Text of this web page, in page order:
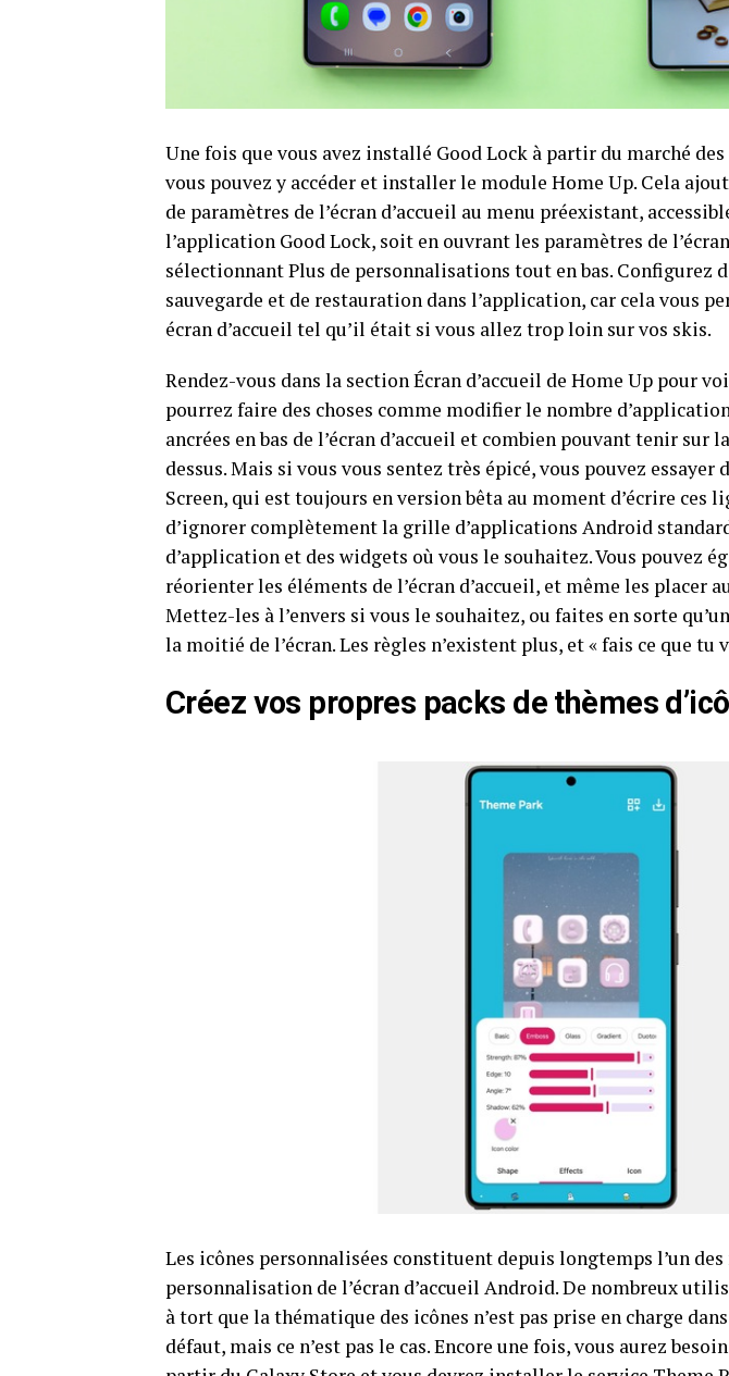
Une fois que vous avez installé Good Lock à partir du marché
vous pouvez y accéder et installer le module Home Up. Cela
de paramètres de l’écran d’accueil au menu préexistant,
l’application Good Lock, soit en ouvrant les paramètres de
sélectionnant Plus de personnalisations tout en bas. Configurez
sauvegarde et de restauration dans l’application, car cela vous
écran d’accueil tel qu’il était si vous allez trop loin sur vos skis.
Rendez-vous dans la section Écran d’accueil de Home Up pour
pourrez faire des choses comme modifier le nombre
ancrées en bas de l’écran d’accueil et combien pouvant tenir sur
dessus. Mais si vous vous sentez très épicé, vous pouvez essayer
Screen, qui est toujours en version bêta au moment d’écrire ces
d’ignorer complètement la grille d’applications Android
d’application et des widgets où vous le souhaitez. Vous pouvez
réorienter les éléments de l’écran d’accueil, et même les placer
Mettez-les à l’envers si vous le souhaitez, ou faites en sorte
la moitié de l’écran. Les règles n’existent plus, et « fais ce que tu
Créez vos propres packs de thèmes
Les icônes personnalisées constituent depuis longtemps l’un
personnalisation de l’écran d’accueil Android. De nombreux
à tort que la thématique des icônes n’est pas prise en charge
défaut, mais ce n’est pas le cas. Encore une fois, vous aurez